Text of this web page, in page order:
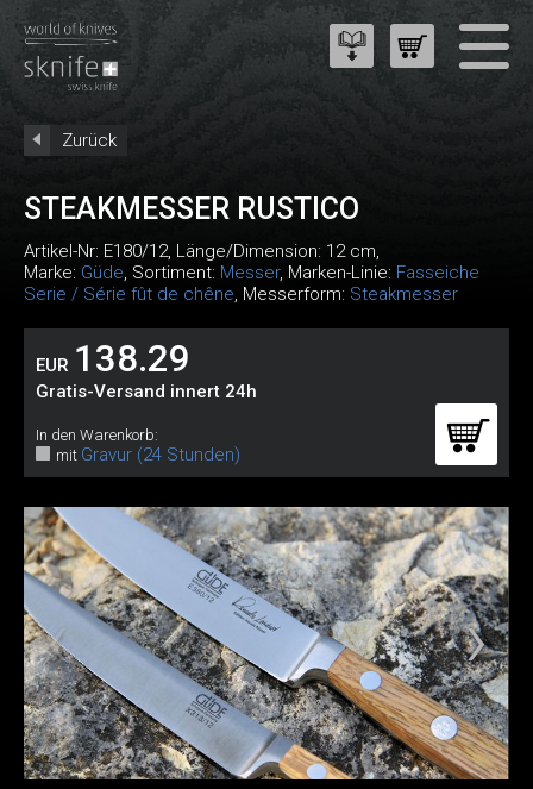
Zurück
STEAKMESSER RUSTICO
Artikel-Nr: E180/12, Länge/Dimension: 12 cm,
Marke: Güde, Sortiment: Messer, Marken-Linie: Fasseiche
Serie / Série fût de chêne, Messerform: Steakmesser
EUR 138.29
Gratis-Versand innert 24h
In den Warenkorb:
mit Gravur (24 Stunden)